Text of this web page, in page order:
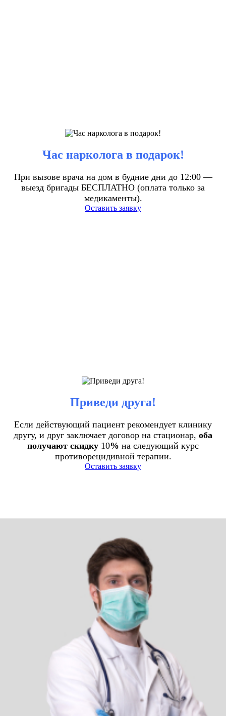
Час нарколога в подарок!
При вызове врача на дом в будние дни до 12:00 —
выезд бригады БЕСПЛАТНО (оплата только за
медикаменты).
Оставить заявку
Приведи друга!
Если действующий пациент рекомендует клинику
другу, и друг заключает договор на стационар, оба
получают скидку 10% на следующий курс
противорецидивной терапии.
Оставить заявку